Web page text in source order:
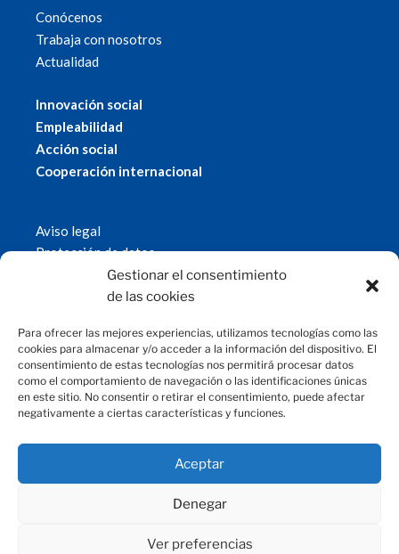
Gestionar el consentimiento
de las cookies
Para ofrecer las mejores experiencias, utilizamos tecnologías como las
cookies para almacenar y/o acceder a la información del dispositivo. El
consentimiento de estas tecnologías nos permitirá procesar datos
como el comportamiento de navegación o las identificaciones únicas
en este sitio. No consentir o retirar el consentimiento, puede afectar
negativamente a ciertas características y funciones.
Aceptar
Denegar
Ver preferencias
Conócenos
Trabaja con nosotros
Actualidad
Innovación social
Empleabilidad
Acción social
Cooperación internacional
Aviso legal
Protección de datos
Política de cookies
© 2019 Fundación Magtel.
CONTACTO
fundacion@magtel.es
Parque Empresarial Las Quemadas
C/Gabriel Ramos Bejarano, 114
14014 Córdoba